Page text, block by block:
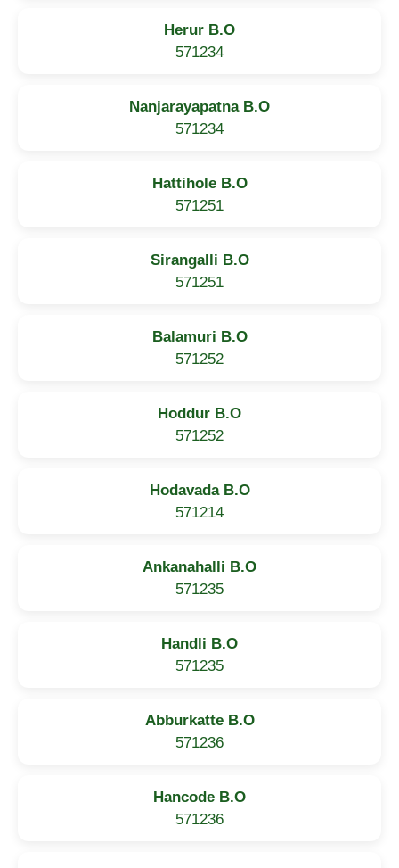
Herur B.O
571234
Nanjarayapatna B.O
571234
Hattihole B.O
571251
Sirangalli B.O
571251
Balamuri B.O
571252
Hoddur B.O
571252
Hodavada B.O
571214
Ankanahalli B.O
571235
Handli B.O
571235
Abburkatte B.O
571236
Hancode B.O
571236